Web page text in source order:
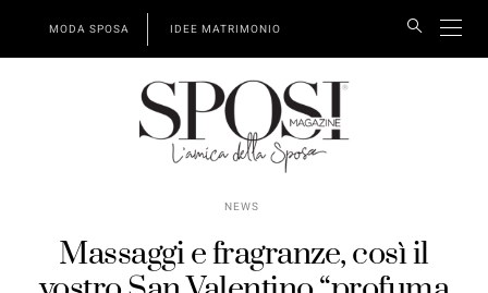
MODA SPOSA IDEE MATRIMONIO
NEWS
Massaggi e fragranze, così il